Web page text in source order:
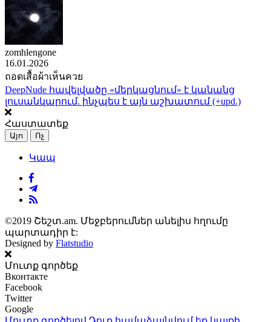
zomhlengone
16.01.2026
ถอดเสื้อผ้าเห็นควย
DeepNude հավելվածը «մերկացնում» է կանանց
լուսանկարում. ինչպես է այն աշխատում (+upd.)
Հաստատեք
Այո Ոչ
Կապ
©2019 Շեշտ.am. Մեջբերումներ անելիս հղումը
պարտադիր է:
Designed by Flatstudio
Մուտք գործեք
Вконтакте
Facebook
Twitter
Google